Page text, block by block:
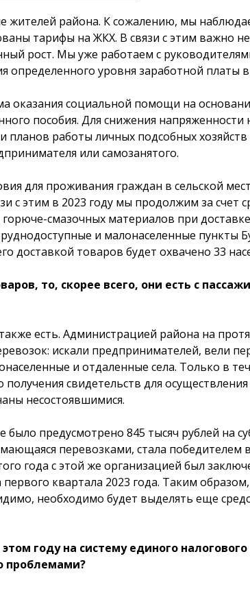
жителей района. К сожалению, мы
тарифы на ЖКХ. В связи с этим важно
рост. Мы уже работаем с
определенного уровня заработной платы
оказания социальной помощи на
пособия. Для снижения
работы личных подсобных
или самозанятого.
для проживания граждан в сельской
с этим в 2023 году мы продолжим за
смазочных материалов при
и малонаселенные пункты
доставкой товаров будет охвачено 33
то, скорее всего, они есть с
есть. Администрацией района на
искали предпринимателей, вели
и отдаленные села. Только в
свидетельств для
несостоявшимися.
предусмотрено 845 тысяч рублей на
перевозками, стала победителем
года с этой же организацией был
квартала 2023 года. Таким
необходимо будет выделять еще
году на систему единого
проблемами?